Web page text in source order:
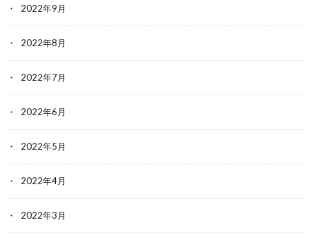
2022年9月
2022年8月
2022年7月
2022年6月
2022年5月
2022年4月
2022年3月